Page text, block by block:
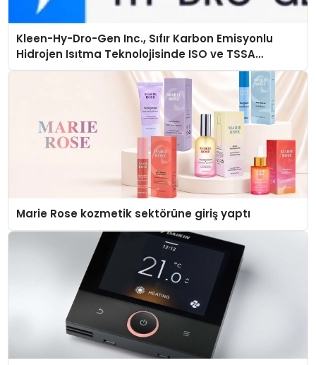
Kleen-Hy-Dro-Gen Inc., Sıfır Karbon Emisyonlu
Hidrojen Isıtma Teknolojisinde ISO ve TSSA
Düzenleyici Onaylarını Aldı
Marie Rose kozmetik sektörüne giriş yaptı